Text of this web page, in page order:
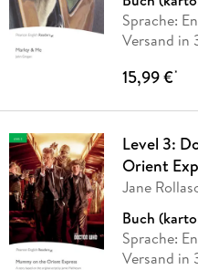
Sprache:
Versand in
15,99 €*
Level 3:
Orient
Jane
Buch
Sprache:
Versand in